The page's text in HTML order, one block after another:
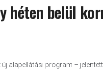
héten belül
új alapellátási program –